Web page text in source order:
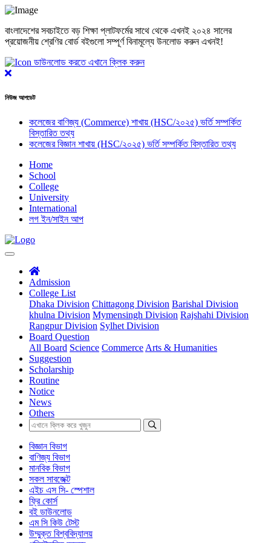
বাংলাদেশের সবচাইতে বড় শিক্ষা প্লাটফর্মের সাথে থেকে এখনই ২০২৪ সালের
প্রয়োজনীয় শ্রেণির বোর্ড বইগুলো সম্পূর্ণ বিনামূল্যে উনলোড করুন এখনই!
ডাউনলোড করতে এখানে ক্লিক করুন
Close
নিউজ আপডেট
কলেজের বাণিজ্য (Commerce) শাখায় (HSC/২০২৫) ভর্তি সম্পর্কিত
বিস্তারিত তথ্য
কলেজের বিজ্ঞান শাখায় (HSC/২০২৫) ভর্তি সম্পর্কিত বিস্তারিত তথ্য
Home
School
College
University
International
লগ ইন/সাইন আপ
Admission
College List
Dhaka Division Chittagong Division Barishal Division
khulna Division Mymensingh Division Rajshahi Division
Rangpur Division Sylhet Division
Board Question
All Board Science Commerce Arts & Humanities
Suggestion
Scholarship
Routine
Notice
News
Others
বিজ্ঞান বিভাগ
বাণিজ্য বিভাগ
মানবিক বিভাগ
সকল সাবজেক্ট
এইচ এস সি- স্পেশাল
ফ্রি কোর্স
বই ডাউনলোড
এম সি কিউ টেস্ট
উম্মুক্ত বিশ্ববিদ্যালয়